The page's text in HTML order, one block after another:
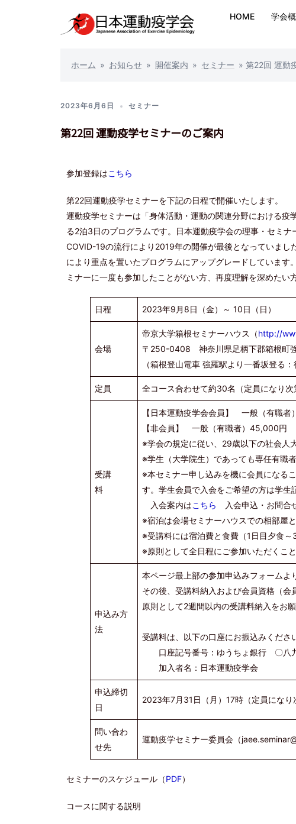
HOME 学会
ホーム » お知らせ » 開催案内 » セミナー » 第22回 運動
2023年6月6日 セミナー
第22回 運動疫学セミナーのご案内
参加登録はこちら
第22回運動疫学セミナーを下記の日程で開催いたします。
運動疫学セミナーは「身体活動・運動の関連分野における
る2泊3日のプログラムです。日本運動疫学会の理事・セミ
COVID-19の流行により2019年の開催が最後となっていま
により重点を置いたプログラムにアップグレードしていま
ミナーに一度も参加したことがない方、再度理解を深めた
日程 2023年9月8日（金）～ 10日（日）
会場
帝京大学箱根セミナーハウス（http://
〒250-0408 神奈川県足柄下郡箱根町
（箱根登山電車 強羅駅より一番坂登る：
定員 全コース合わせて約30名（定員になり次
受講
料
【日本運動疫学会会員】 一般（有
【非会員】 一般（有職者）45,000
※学会の規定に従い、29歳以下の社会人
※学生（大学院生）であっても専任有職
※本セミナー申し込みを機に会員になる
す。学生会員で入会をご希望の方は学生
入会案内はこちら 入会申込・お問合
※宿泊は会場セミナーハウスでの相部屋と
※受講料には宿泊費と食費（1日目夕食～
※原則として全日程にご参加いただくこ
申込み方
法
本ページ最上部の参加申込みフォームよ
その後、受講料納入および会員資格（会
原則として2週間以内の受講料納入をお願
受講料は、以下の口座にお振込みくださ
口座記号番号：ゆうちょ銀行 〇八
加入者名：日本運動疫学会
申込締切
日
2023年7月31日（月）17時（定員になり
問い合わ
せ先
運動疫学セミナー委員会（
セミナーのスケジュール（PDF）
コースに関する説明